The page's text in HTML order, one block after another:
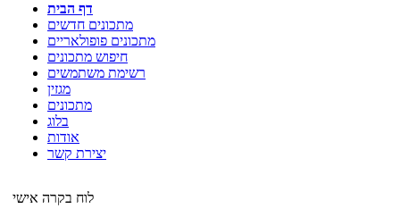
דף הבית
מתכונים חדשים
מתכונים פופולאריים
חיפוש מתכונים
רשימת משתמשים
מגזין
מתכונים
בלוג
אודות
יצירת קשר
לוח בקרה אישי